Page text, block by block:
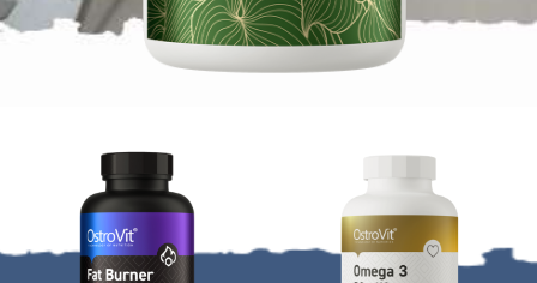
magnezija -> večji možgani